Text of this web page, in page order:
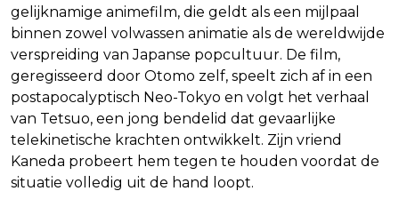
gelijknamige animefilm, die geldt als een mijlpaal
binnen zowel volwassen animatie als de wereldwijde
verspreiding van Japanse popcultuur. De film,
geregisseerd door Otomo zelf, speelt zich af in een
postapocalyptisch Neo-Tokyo en volgt het verhaal
van Tetsuo, een jong bendelid dat gevaarlijke
telekinetische krachten ontwikkelt. Zijn vriend
Kaneda probeert hem tegen te houden voordat de
situatie volledig uit de hand loopt.